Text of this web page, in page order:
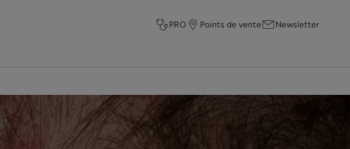
PRO Points de vente Newsletter